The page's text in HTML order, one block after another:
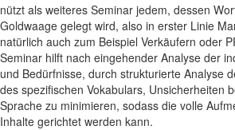
nützt als weiteres Seminar jedem, dessen
Goldwaage gelegt wird, also in erster Linie
natürlich auch zum Beispiel Verkäufern oder
Seminar hilft nach eingehender Analyse der
und Bedürfnisse, durch strukturierte Analyse
des spezifischen Vokabulars, Unsicherheiten
Sprache zu minimieren, sodass die volle
Inhalte gerichtet werden kann.